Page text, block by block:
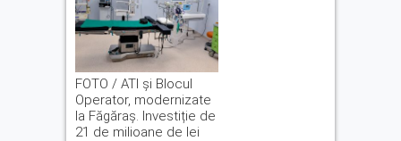
FOTO / ATI și Blocul
Operator, modernizate
la Făgăraș. Investiție de
21 de milioane de lei